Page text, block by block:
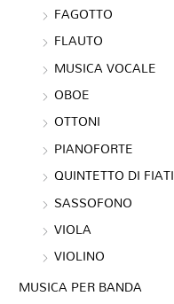
FAGOTTO
FLAUTO
MUSICA VOCALE
OBOE
OTTONI
PIANOFORTE
QUINTETTO DI FIATI
SASSOFONO
VIOLA
VIOLINO
MUSICA PER BANDA